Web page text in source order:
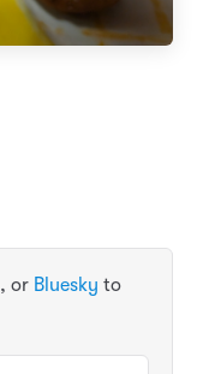
, or Bluesky to